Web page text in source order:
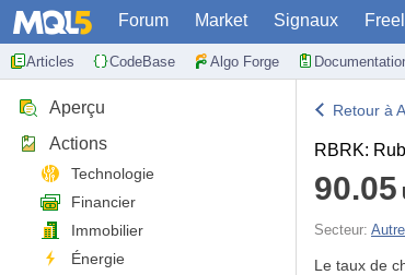
Forum Market Signaux
Articles CodeBase Algo Forge
Aperçu
Actions
Technologie
Financier
Immobilier
Énergie
Retour à
RBRK:
90.05
Secteur:
Le taux de